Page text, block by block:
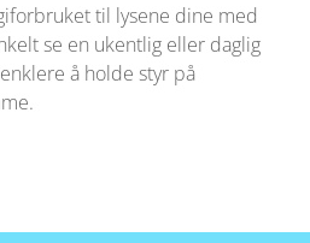
til lysene dine med
se en ukentlig eller daglig
å holde styr på